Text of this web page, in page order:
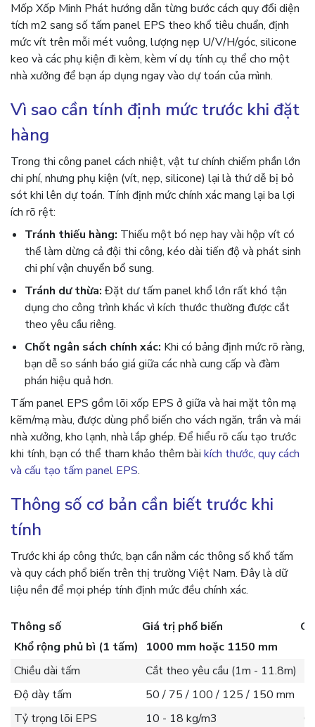
Mốp Xốp Minh Phát hướng dẫn từng bước cách quy đổi diện
tích m2 sang số tấm panel EPS theo khổ tiêu chuẩn, định
mức vít trên mỗi mét vuông, lượng nẹp U/V/H/góc, silicone
keo và các phụ kiện đi kèm, kèm ví dụ tính cụ thể cho một
nhà xưởng để bạn áp dụng ngay vào dự toán của mình.
Vì sao cần tính định mức trước khi đặt
hàng
Trong thi công panel cách nhiệt, vật tư chính chiếm phần lớn
chi phí, nhưng phụ kiện (vít, nẹp, silicone) lại là thứ dễ bị bỏ
sót khi lên dự toán. Tính định mức chính xác mang lại ba lợi
ích rõ rệt:
Tránh thiếu hàng: Thiếu một bó nẹp hay vài hộp vít có
thể làm dừng cả đội thi công, kéo dài tiến độ và phát sinh
chi phí vận chuyển bổ sung.
Tránh dư thừa: Đặt dư tấm panel khổ lớn rất khó tận
dụng cho công trình khác vì kích thước thường được cắt
theo yêu cầu riêng.
Chốt ngân sách chính xác: Khi có bảng định mức rõ ràng,
bạn dễ so sánh báo giá giữa các nhà cung cấp và đàm
phán hiệu quả hơn.
Tấm panel EPS gồm lõi xốp EPS ở giữa và hai mặt tôn mạ
kẽm/mạ màu, được dùng phổ biến cho vách ngăn, trần và mái
nhà xưởng, kho lạnh, nhà lắp ghép. Để hiểu rõ cấu tạo trước
khi tính, bạn có thể tham khảo thêm bài kích thước, quy cách
và cấu tạo tấm panel EPS.
Thông số cơ bản cần biết trước khi
tính
Trước khi áp công thức, bạn cần nắm các thông số khổ tấm
và quy cách phổ biến trên thị trường Việt Nam. Đây là dữ
liệu nền để mọi phép tính định mức đều chính xác.
Thông số Giá trị phổ biến
Khổ rộng phủ bì (1 tấm)
1000 mm hoặc 1150 mm
Chiều dài tấm
Cắt theo yêu cầu (1m - 11.8m)
Độ dày tấm
50 / 75 / 100 / 125 / 150 mm
Tỷ trọng lõi EPS
10 - 18 kg/m3